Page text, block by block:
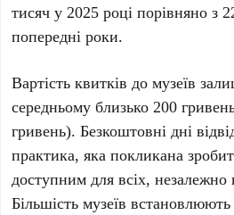
тисяч у2025 році порівняно з
попередні роки.
Вартість квитків до музеїв
середньому близько200
гривень). Безкоштовні дні
практика, яка покликана
доступним для всіх, незалежно
Більшість музеїв